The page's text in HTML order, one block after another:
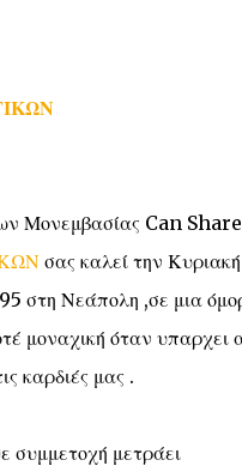
Μονεμβασίας Can
σας καλεί την
στη Νεάπολη ,σε μια
μοναχική όταν υπαρχει
καρδιές μας .
συμμετοχή μετράει